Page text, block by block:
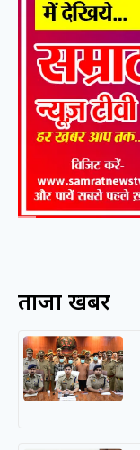
ताजा खबरें